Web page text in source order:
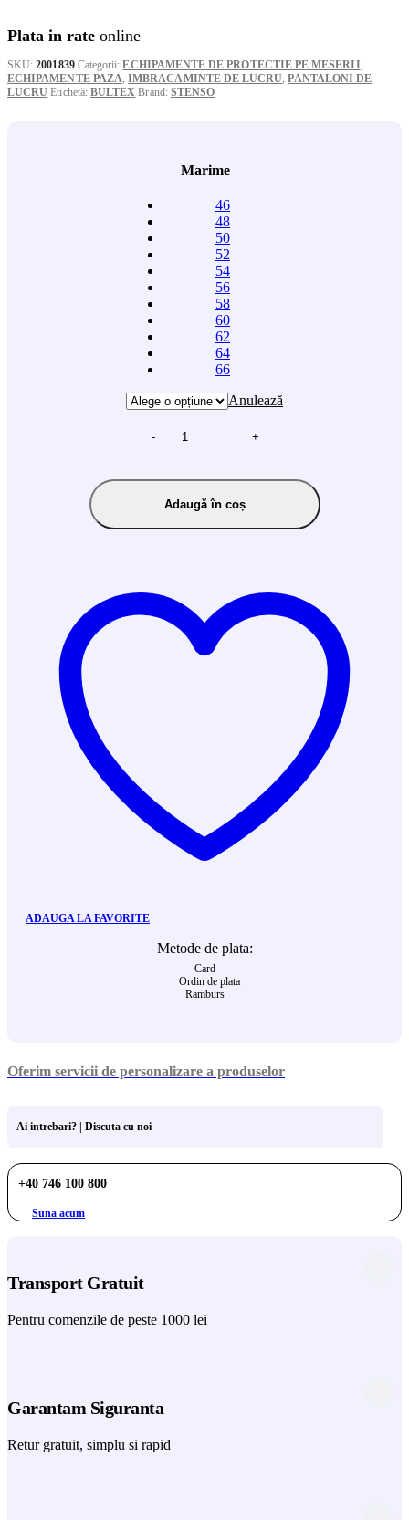
Plata in rate online
SKU:2001839 Categorii:ECHIPAMENTE DE PROTECTIE PE MESERII
ECHIPAMENTE PAZA ,IMBRACAMINTE DE LUCRU ,PANTALONI DE
LUCRU Etichetă: BULTEX Brand: STENSO
Marime
46
48
50
52
54
56
58
60
62
64
66
Anulează
- +
Adaugă în coș
ADAUGA LA FAVORITE
Metode de plata:
Card
Ordin de plata
Ramburs
Oferim servicii de personalizare a produselor
Ai intrebari? | Discuta cu noi
+40 746 100 800
Suna acum
Transport Gratuit
Pentru comenzile de peste 1000 lei
Garantam Siguranta
Retur gratuit, simplu si rapid